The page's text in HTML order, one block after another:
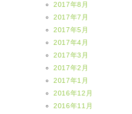
2017年8月
2017年7月
2017年5月
2017年4月
2017年3月
2017年2月
2017年1月
2016年12月
2016年11月